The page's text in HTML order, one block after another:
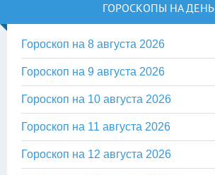
ГОРОСКОПЫ НА ДЕНЬ
Гороскоп на 8 августа 2026
Гороскоп на 9 августа 2026
Гороскоп на 10 августа 2026
Гороскоп на 11 августа 2026
Гороскоп на 12 августа 2026